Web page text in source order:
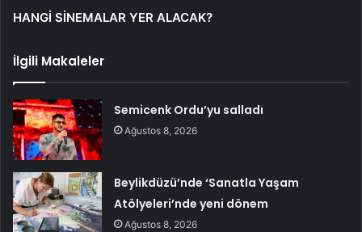
HANGİ SİNEMALAR YER ALACAK?
İlgili Makaleler
Semicenk Ordu’yu salladı
Ağustos 8, 2026
Beylikdüzü’nde ‘Sanatla Yaşam
Atölyeleri’nde yeni dönem
Ağustos 8, 2026